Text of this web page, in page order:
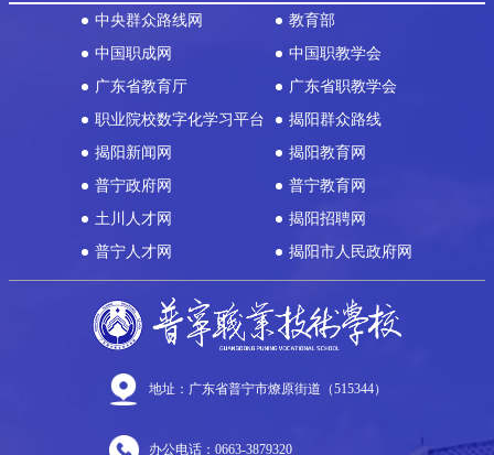
中央群众路线网
教育部
中国职成网
中国职教学会
广东省教育厅
广东省职教学会
职业院校数字化学习平台
揭阳群众路线
揭阳新闻网
揭阳教育网
普宁政府网
普宁教育网
土川人才网
揭阳招聘网
普宁人才网
揭阳市人民政府网
地址：广东省普宁市燎原街道（515344）
办公电话：0663-3879320